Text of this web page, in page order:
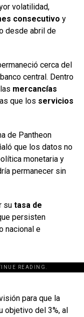
volatilidad,
consecutivo y
desde abril de
cerca del
central. Dentro
mercancías
que los servicios
de Pantheon
que los datos no
monetaria y
permanecer sin
su tasa de
persisten
nacional e
READING.
para que la
objetivo del 3%, al